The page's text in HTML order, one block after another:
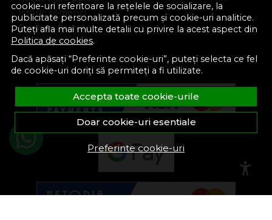
cookie-uri referitoare la rețelele de socializare, la
publicitate personalizată precum și cookie-uri analitice.
Puteți afla mai multe detalii cu privire la acest aspect din
Politica de cookies.
Dacă apăsați “Preferinte cookie-uri”, puteți selecta ce fel
de cookie-uri doriți să permiteți a fi utilizate.
Accepta toate cookie-urile
Doar cookie-uri esentiale
Preferinte cookie-uri
Istoric comenzi
Produse favorite
Devino partener